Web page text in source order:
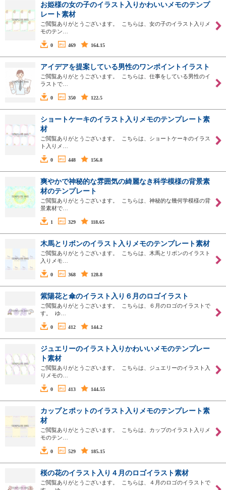
お姫様の女の子のイラスト入りかわいいメモのテンプ
レート素材
ご閲覧ありがとうございます。 こちらは、女の子のイラスト入りメ
モのテン…
0 469 164.15
アイデアを提案している男性のワンポイントイラスト
ご閲覧ありがとうございます。 こちらは、仕事をしている男性のイ
ラストで…
0 350 122.5
ショートケーキのイラスト入りメモのテンプレート素
材
ご閲覧ありがとうございます。 こちらは、ショートケーキのイラス
ト入りメ…
0 448 156.8
爽やかで神秘的な雰囲気の綺麗なき科学模様の背景素
材のテンプレート
ご閲覧ありがとうございます。 こちらは、神秘的な幾何学模様の背
景素材で…
1 329 118.65
木馬とリボンのイラスト入りメモのテンプレート素材
ご閲覧ありがとうございます。 こちらは、木馬とリボンのイラスト
入りメモ…
0 368 128.8
紫陽花と傘のイラスト入り６月のロゴイラスト
ご閲覧ありがとうございます。 こちらは、６月のロゴのイラストで
す。 ゆ…
0 412 144.2
ジュエリーのイラスト入りかわいいメモのテンプレー
ト素材
ご閲覧ありがとうございます。 こちらは、ジュエリーのイラスト入
りメモの…
0 413 144.55
カップとポットのイラスト入りメモのテンプレート素
材
ご閲覧ありがとうございます。 こちらは、カップのイラスト入りメ
モのテン…
0 529 185.15
桜の花のイラスト入り４月のロゴイラスト素材
ご閲覧ありがとうございます。 こちらは、４月のロゴのイラストで